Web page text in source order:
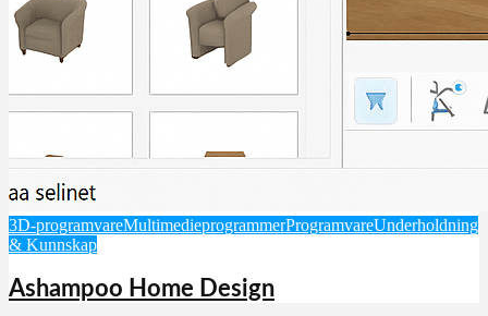
3D-programvareMultimedieprogrammerProgramvareUnderholdning
& Kunnskap
Ashampoo Home Design